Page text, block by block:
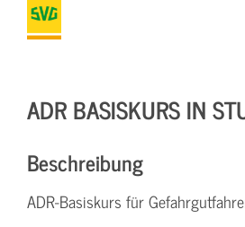
ADR BASISKURS IN
Beschreibung
ADR-Basiskurs für